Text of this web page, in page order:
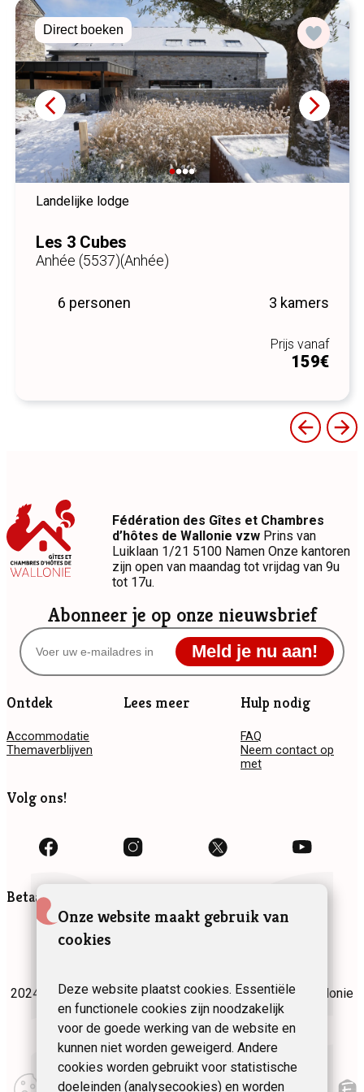
Nouveau
Landelijke lodge
Au Petit Bercail - Le Fonteny
Chiny (6810)(Chiny)
4 personen 1 kamer
Prijs vanaf
/ nacht
Abonneer je op onze nieuwsbrief
Meld je nu aan!
Fédération des Gîtes et Chambres
d’hôtes de Wallonie vzw Prins van
Luiklaan 1/21 5100 Namen Onze kantoren
zijn open van maandag tot vrijdag van 9u
tot 17u.
Ontdek
Accommodatie
Themaverblijven
Lees meer Hulp nodig
FAQ
Neem contact op
met
Volg ons!
Betaalmethoden
Mijn
gebruikersvoorkeuren
2024 Fédération des Gîtes et Chambres d’hôtes de Wallonie
vzw
PrivacybeleidKaartJuridische informatie
Onze website maakt gebruik van
cookies
Deze website plaatst cookies. Essentiële
en functionele cookies zijn noodzakelijk
voor de goede werking van de website en
kunnen niet worden geweigerd. Andere
cookies worden gebruikt voor statistische
doeleinden (analysecookies) en worden